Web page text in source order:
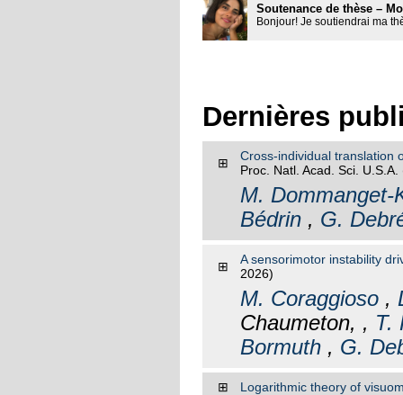
Soutenance de thèse –
Bonjour! Je soutiendrai ma
Dernières
⊞
Cross-individual translation
Proc. Natl. Acad. Sci. U.S.A.
M. Dommanget-
Bédrin , G.
⊞
A sensorimotor instability
2026)
M. Coraggioso ,
Chaumeton, , T.
Bormuth , G.
⊞ Logarithmic theory of